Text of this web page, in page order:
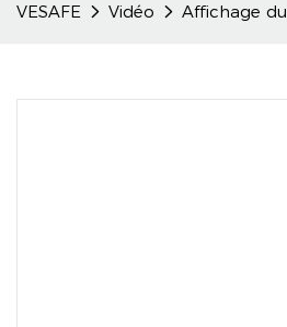
VESAFE Vidéo Affichage